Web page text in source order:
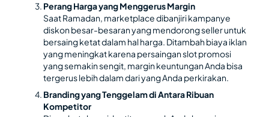
Perang Harga yang Menggerus Margin
Saat Ramadan, marketplace dibanjiri kampanye
diskon besar-besaran yang mendorong seller untuk
bersaing ketat dalam hal harga. Ditambah biaya iklan
yang meningkat karena persaingan slot promosi
yang semakin sengit, margin keuntungan Anda bisa
tergerus lebih dalam dari yang Anda perkirakan.
Branding yang Tenggelam di Antara Ribuan
Kompetitor